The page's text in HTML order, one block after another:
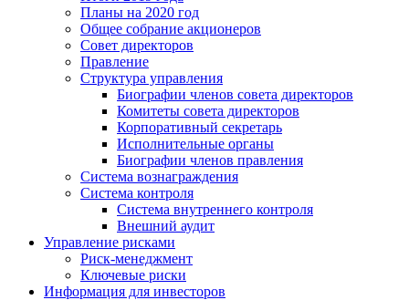
Планы на 2020 год
Общее собрание акционеров
Совет директоров
Правление
Структура управления
Биографии членов совета директоров
Комитеты совета директоров
Корпоративный секретарь
Исполнительные органы
Биографии членов правления
Система вознаграждения
Система контроля
Система внутреннего контроля
Внешний аудит
Управление рисками
Риск-менеджмент
Ключевые риски
Информация для инвесторов